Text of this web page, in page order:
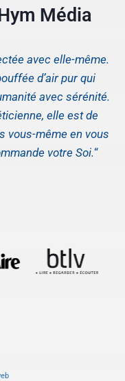
Média
avec elle-même.
d’air pur qui
avec sérénité.
elle est de
vous-même en vous
votre Soi.“